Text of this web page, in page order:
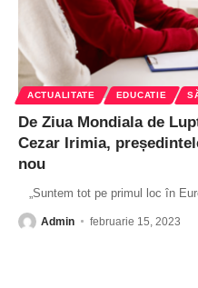
ACTUALITATE EDUCATIE
De Ziua Mondiala de
Cezar Irimia,
nou
„Suntem tot pe primul loc în
Admin februarie 15, 2023